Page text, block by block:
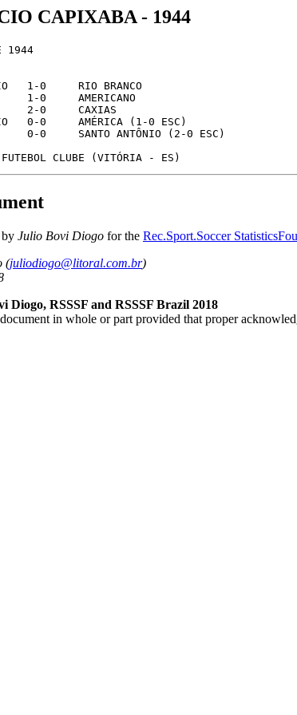
CAPIXABA - 1944
1944
by Julio Bovi Diogo for the Rec.Sport.Soccer
(juliodiogo@litoral.com.br)
Diogo, RSSSF and RSSSF Brazil 2018
in whole or part provided that proper